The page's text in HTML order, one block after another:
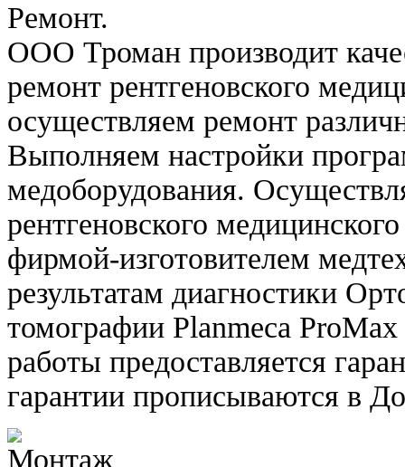
Ремонт.
ООО Троман производит
ремонт рентгеновского
осуществляем ремонт
Выполняем настройки
медоборудования.
рентгеновского
фирмой-изготовителем
результатам диагностики
томографии Planmeca
работы предоставляется
гарантии прописываются в